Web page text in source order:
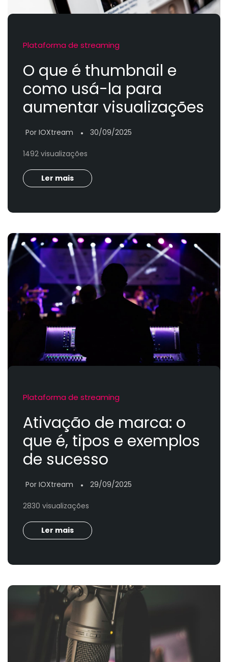
Plataforma de streaming
O que é thumbnail e
como usá-la para
aumentar visualizações
Por IOXtream ● 30/09/2025
1492 visualizações
Ler mais
Plataforma de streaming
Ativação de marca: o
que é, tipos e exemplos
de sucesso
Por IOXtream ● 29/09/2025
2830 visualizações
Ler mais